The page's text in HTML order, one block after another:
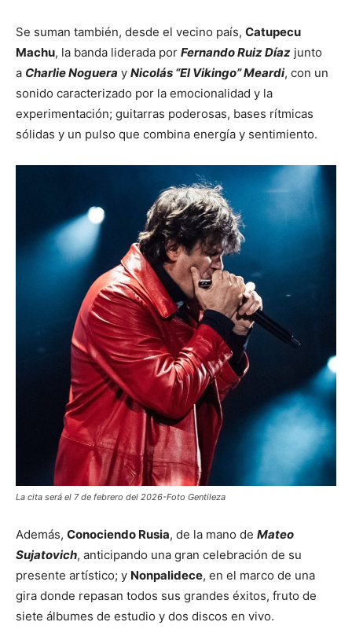
Se suman también, desde el vecino país, Catupecu
Machu, la banda liderada por Fernando Ruiz Díaz junto
a Charlie Noguera y Nicolás “El Vikingo” Meardi, con un
sonido caracterizado por la emocionalidad y la
experimentación; guitarras poderosas, bases rítmicas
sólidas y un pulso que combina energía y sentimiento.
La cita será el 7 de febrero del 2026-Foto Gentileza
Además, Conociendo Rusia, de la mano de Mateo
Sujatovich, anticipando una gran celebración de su
presente artístico; y Nonpalidece, en el marco de una
gira donde repasan todos sus grandes éxitos, fruto de
siete álbumes de estudio y dos discos en vivo.